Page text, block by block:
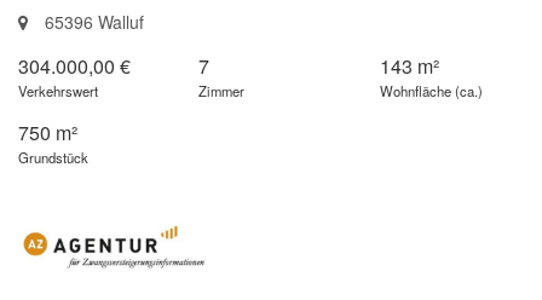
65396 Walluf
304.000,00 €
Verkehrswert
7
Zimmer
143 m²
Wohnfläche (ca.)
750 m²
Grundstück